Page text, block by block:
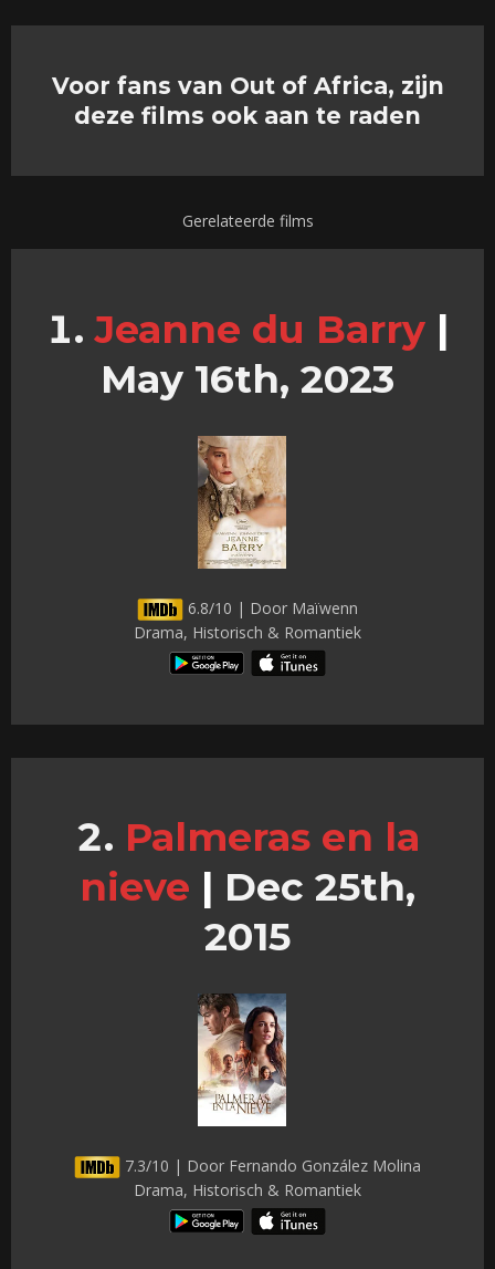
Voor fans van Out of Africa, zijn
deze films ook aan te raden
Gerelateerde films
Jeanne du Barry |
May 16th, 2023
6.8/10 | Door Maïwenn
Drama, Historisch & Romantiek
Palmeras en la
nieve | Dec 25th,
2015
7.3/10 | Door Fernando González Molina
Drama, Historisch & Romantiek